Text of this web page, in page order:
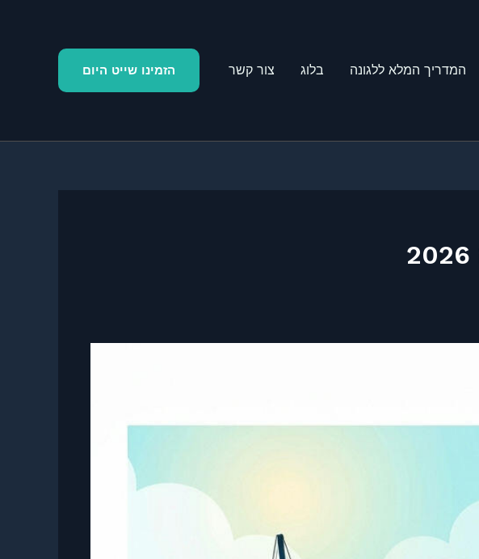
המדריך המלא ללגונה בלוג צור קשר הזמינו שייט היום